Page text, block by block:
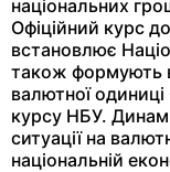
національних
Офіційний курс
встановлює
також формують
валютної
курсу НБУ.
ситуації на
національній